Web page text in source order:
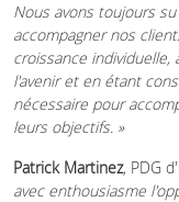
Nous avons toujours
accompagner nos
croissance
l'avenir et en étant
nécessaire pour
leurs objectifs. »
Patrick Martinez, PDG
avec enthousiasme